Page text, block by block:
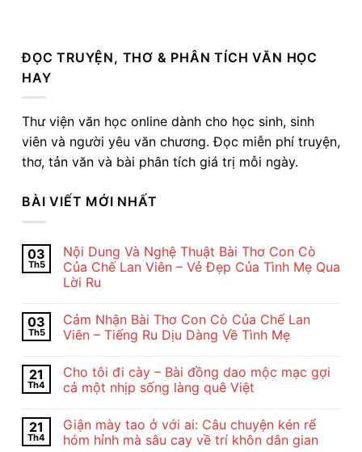
ĐỌC TRUYỆN, THƠ & PHÂN TÍCH VĂN HỌC
HAY
Thư viện văn học online dành cho học sinh, sinh
viên và người yêu văn chương. Đọc miễn phí truyện,
thơ, tản văn và bài phân tích giá trị mỗi ngày.
BÀI VIẾT MỚI NHẤT
03
Th5
Nội Dung Và Nghệ Thuật Bài Thơ Con Cò
Của Chế Lan Viên – Vẻ Đẹp Của Tình Mẹ Qua
Lời Ru
bình
luận
ở
Và
Nghệ
Thuật
Con
Cò
Của
03
Th5
Cảm Nhận Bài Thơ Con Cò Của Chế Lan
Viên – Tiếng Ru Dịu Dàng Về Tình Mẹ
bình
luận
ở
Bài
Thơ
Con
21
Th4
Cho tôi đi cày – Bài đồng dao mộc mạc gợi
cả một nhịp sống làng quê Việt
bình
luận
ở
21
Th4
Giận mày tao ở với ai: Câu chuyện kén rể
hóm hỉnh mà sâu cay về trí khôn dân gian